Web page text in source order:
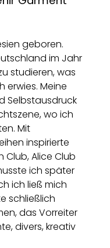
geboren.
im Jahr
studieren, was
erwies. Meine
Selbstausdruck
wo ich
Mit
inspirierte
Club, Alice Club
ich später
ich ließ mich
schließlich
das Vorreiter
divers, kreativ